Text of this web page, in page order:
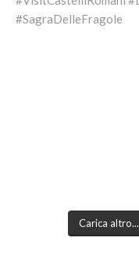
Carica altro...